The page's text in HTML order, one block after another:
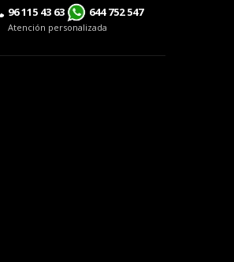
96 115 43 63 644 752 547
Atención personalizada